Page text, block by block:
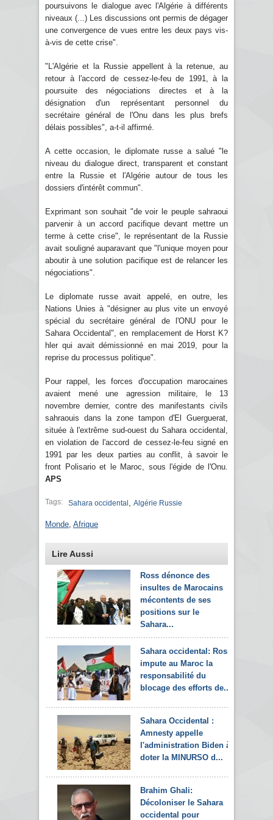
poursuivons le dialogue avec l'Algérie à différents
niveaux (...) Les discussions ont permis de dégager
une convergence de vues entre les deux pays vis-
à-vis de cette crise".
"L'Algérie et la Russie appellent à la retenue, au
retour à l'accord de cessez-le-feu de 1991, à la
poursuite des négociations directes et à la
désignation d'un représentant personnel du
secrétaire général de l'Onu dans les plus brefs
délais possibles", a-t-il affirmé.
A cette occasion, le diplomate russe a salué "le
niveau du dialogue direct, transparent et constant
entre la Russie et l'Algérie autour de tous les
dossiers d'intérêt commun".
Exprimant son souhait "de voir le peuple sahraoui
parvenir à un accord pacifique devant mettre un
terme à cette crise", le représentant de la Russie
avait souligné auparavant que "l'unique moyen pour
aboutir à une solution pacifique est de relancer les
négociations".
Le diplomate russe avait appelé, en outre, les
Nations Unies à "désigner au plus vite un envoyé
spécial du secrétaire général de l'ONU pour le
Sahara Occidental", en remplacement de Horst K?
hler qui avait démissionné en mai 2019, pour la
reprise du processus politique".
Pour rappel, les forces d'occupation marocaines
avaient mené une agression militaire, le 13
novembre dernier, contre des manifestants civils
sahraouis dans la zone tampon d'El Guerguerat,
située à l'extrême sud-ouest du Sahara occidental,
en violation de l'accord de cessez-le-feu signé en
1991 par les deux parties au conflit, à savoir le
front Polisario et le Maroc, sous l'égide de l'Onu.
APS
Tags: Sahara occidental Algérie Russie
Monde Afrique
Lire Aussi
Ross dénonce des
insultes de Marocains
mécontents de ses
positions sur le
Sahara...
Sahara occidental: Ross
impute au Maroc la
responsabilité du
blocage des efforts de...
Sahara Occidental :
Amnesty appelle
l'administration Biden à
doter la MINURSO d...
Brahim Ghali:
Décoloniser le Sahara
occidental pour